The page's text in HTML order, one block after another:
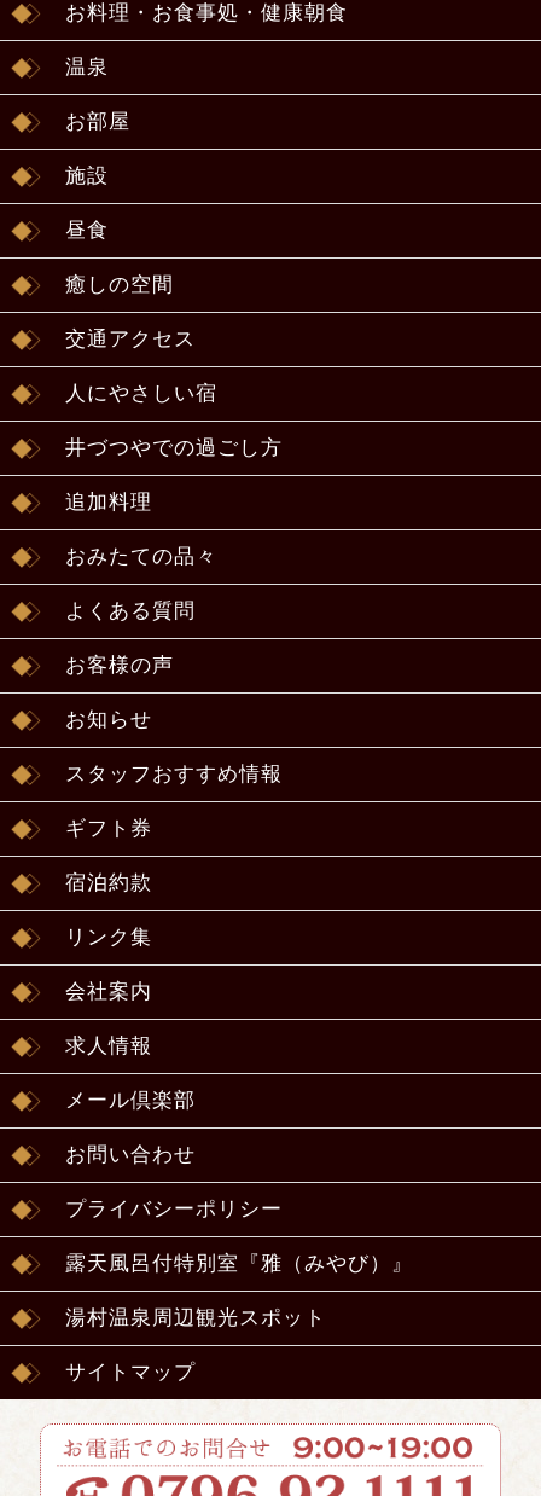
お料理・お食事処・健康朝食
温泉
お部屋
施設
昼食
癒しの空間
交通アクセス
人にやさしい宿
井づつやでの過ごし方
追加料理
おみたての品々
よくある質問
お客様の声
お知らせ
スタッフおすすめ情報
ギフト券
宿泊約款
リンク集
会社案内
求人情報
メール倶楽部
お問い合わせ
プライバシーポリシー
露天風呂付特別室『雅（みやび）』
湯村温泉周辺観光スポット
サイトマップ